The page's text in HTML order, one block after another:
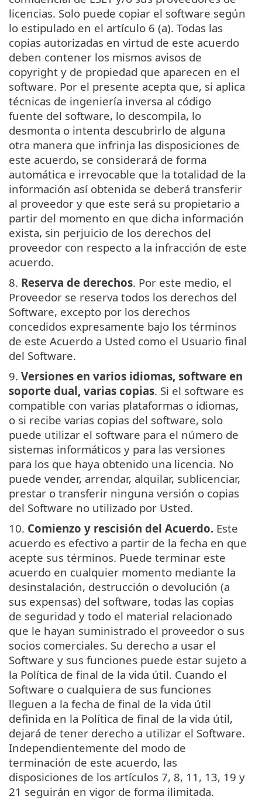
licencias. Solo puede copiar el software según
lo estipulado en el artículo 6 (a). Todas las
copias autorizadas en virtud de este acuerdo
deben contener los mismos avisos de
copyright y de propiedad que aparecen en el
software. Por el presente acepta que, si aplica
técnicas de ingeniería inversa al código
fuente del software, lo descompila, lo
desmonta o intenta descubrirlo de alguna
otra manera que infrinja las disposiciones de
este acuerdo, se considerará de forma
automática e irrevocable que la totalidad de la
información así obtenida se deberá transferir
al proveedor y que este será su propietario a
partir del momento en que dicha información
exista, sin perjuicio de los derechos del
proveedor con respecto a la infracción de este
acuerdo.
8. Reserva de derechos. Por este medio, el
Proveedor se reserva todos los derechos del
Software, excepto por los derechos
concedidos expresamente bajo los términos
de este Acuerdo a Usted como el Usuario final
del Software.
9. Versiones en varios idiomas, software en
soporte dual, varias copias. Si el software es
compatible con varias plataformas o idiomas,
o si recibe varias copias del software, solo
puede utilizar el software para el número de
sistemas informáticos y para las versiones
para los que haya obtenido una licencia. No
puede vender, arrendar, alquilar, sublicenciar,
prestar o transferir ninguna versión o copias
del Software no utilizado por Usted.
10. Comienzo y rescisión del Acuerdo. Este
acuerdo es efectivo a partir de la fecha en que
acepte sus términos. Puede terminar este
acuerdo en cualquier momento mediante la
desinstalación, destrucción o devolución (a
sus expensas) del software, todas las copias
de seguridad y todo el material relacionado
que le hayan suministrado el proveedor o sus
socios comerciales. Su derecho a usar el
Software y sus funciones puede estar sujeto a
la Política de final de la vida útil. Cuando el
Software o cualquiera de sus funciones
lleguen a la fecha de final de la vida útil
definida en la Política de final de la vida útil,
dejará de tener derecho a utilizar el Software.
Independientemente del modo de
terminación de este acuerdo, las
disposiciones de los artículos 7, 8, 11, 13, 19 y
21 seguirán en vigor de forma ilimitada.